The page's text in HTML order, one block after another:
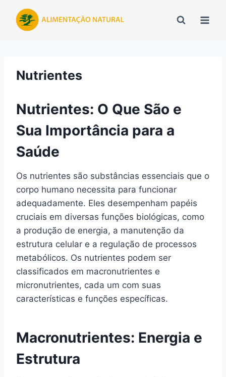
para
Nutrientes
Nutrientes: O Que São e
Sua Importância para a
Saúde
Os nutrientes são substâncias essenciais que o
corpo humano necessita para funcionar
adequadamente. Eles desempenham papéis
cruciais em diversas funções biológicas, como
a produção de energia, a manutenção da
estrutura celular e a regulação de processos
metabólicos. Os nutrientes podem ser
classificados em macronutrientes e
micronutrientes, cada um com suas
características e funções específicas.
Macronutrientes: Energia e
Estrutura